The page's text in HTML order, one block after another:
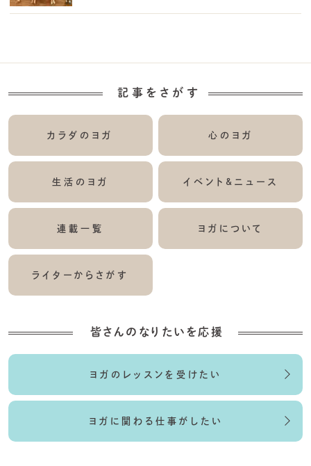
記事をさがす
カラダのヨガ 心のヨガ
生活のヨガ イベント&ニュース
連載一覧 ヨガについて
ライターからさがす
皆さんのなりたいを応援
ヨガのレッスンを受けたい
ヨガに関わる仕事がしたい